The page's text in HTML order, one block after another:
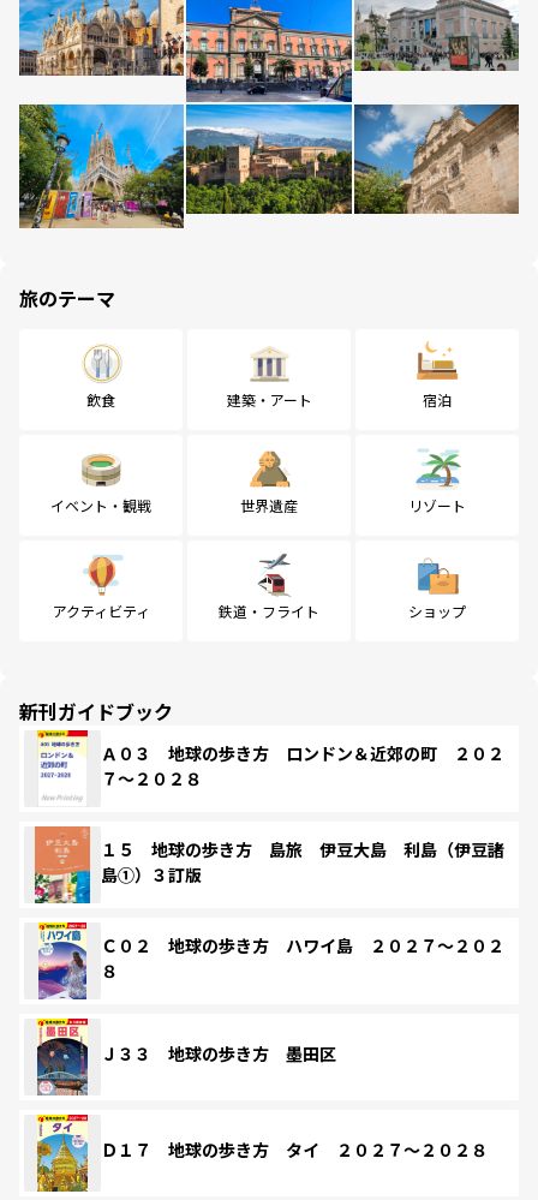
旅のテーマ
飲食 建築・アート 宿泊
イベント・観戦 世界遺産 リゾート
アクティビティ 鉄道・フライト ショップ
新刊ガイドブック
Ａ０３ 地球の歩き方 ロンドン＆近郊の町 ２０２
７～２０２８
１５ 地球の歩き方 島旅 伊豆大島 利島（伊豆諸
島①）３訂版
Ｃ０２ 地球の歩き方 ハワイ島 ２０２７～２０２
８
Ｊ３３ 地球の歩き方 墨田区
Ｄ１７ 地球の歩き方 タイ ２０２７～２０２８